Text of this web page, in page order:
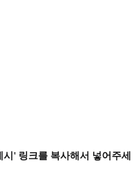
' 링크를 복사해서 넣어주세